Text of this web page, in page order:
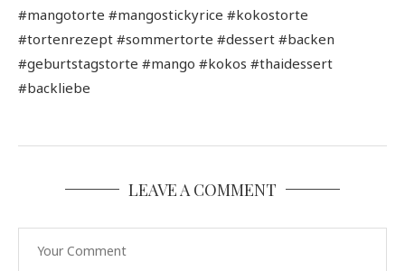
#mangotorte #mangostickyrice #kokostorte
#tortenrezept #sommertorte #dessert #backen
#geburtstagstorte #mango #kokos #thaidessert
#backliebe
LEAVE A COMMENT